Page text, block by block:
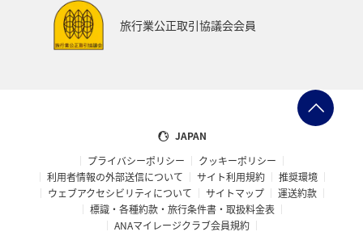
旅行業公正取引協議会会員
JAPAN
プライバシーポリシー
クッキーポリシー
利用者情報の外部送信について
サイト利用規約
推奨環境
ウェブアクセシビリティについて
サイトマップ
運送約款
標識・各種約款・旅行条件書・取扱料金表
ANAマイレージクラブ会員規約